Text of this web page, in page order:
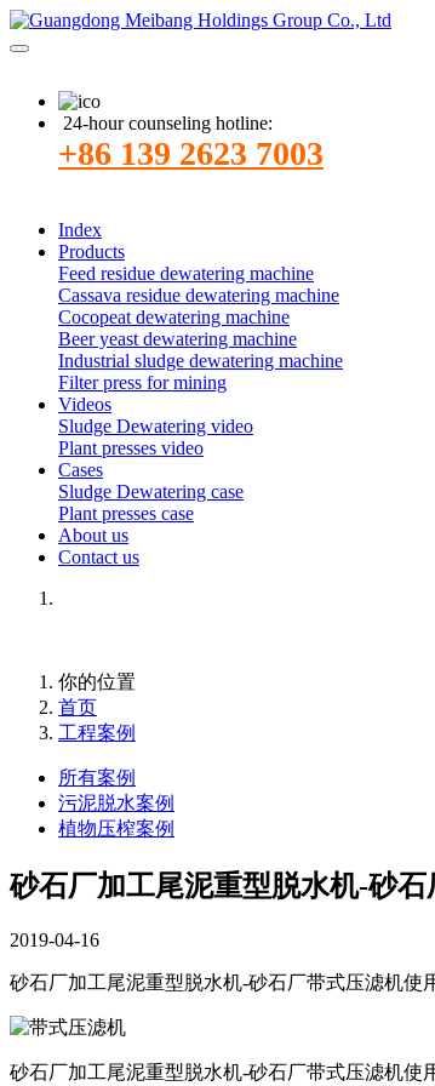
24-hour counseling hotline:
+86 139 2623 7003
Index
Products
Feed residue dewatering machine
Cassava residue dewatering machine
Cocopeat dewatering machine
Beer yeast dewatering machine
Industrial sludge dewatering machine
Filter press for mining
Videos
Sludge Dewatering video
Plant presses video
Cases
Sludge Dewatering case
Plant presses case
About us
Contact us
你的位置
首页
工程案例
所有案例
污泥脱水案例
植物压榨案例
砂石厂加工尾泥重型脱水机-砂石
2019-04-16
砂石厂加工尾泥重型脱水机-砂石厂带式压滤机使
砂石厂加工尾泥重型脱水机-砂石厂带式压滤机使